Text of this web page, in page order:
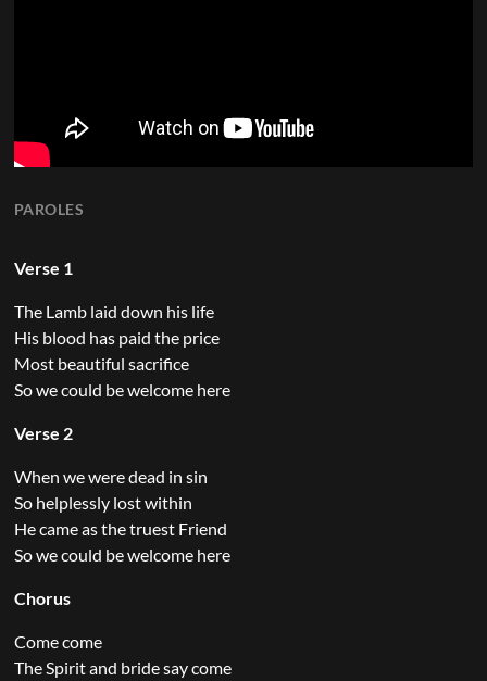
PAROLES
Verse 1
The Lamb laid down his life
His blood has paid the price
Most beautiful sacrifice
So we could be welcome here
Verse 2
When we were dead in sin
So helplessly lost within
He came as the truest Friend
So we could be welcome here
Chorus
Come come
The Spirit and bride say come